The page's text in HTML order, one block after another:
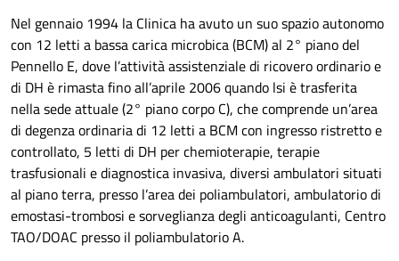
Nel gennaio 1994 la Clinica ha avuto un suo spazio autonomo
con 12 letti a bassa carica microbica (BCM) al 2° piano del
Pennello E, dove l’attività assistenziale di ricovero ordinario e
di DH è rimasta fino all’aprile 2006 quando lsi è trasferita
nella sede attuale (2° piano corpo C), che comprende un’area
di degenza ordinaria di 12 letti a BCM con ingresso ristretto e
controllato, 5 letti di DH per chemioterapie, terapie
trasfusionali e diagnostica invasiva, diversi ambulatori situati
al piano terra, presso l’area dei poliambulatori, ambulatorio di
emostasi-trombosi e sorveglianza degli anticoagulanti, Centro
TAO/DOAC presso il poliambulatorio A.